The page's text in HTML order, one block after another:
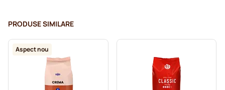
Cafea boabe Segafredo Cafea boabe Caffè Borbone
Cafea boabe Merrild Cafea boabe Garibaldi
Cafea boabe Tonino Lamborghini
PRODUSE SIMILARE
Aspect nou